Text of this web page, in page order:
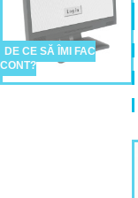
DE CE SĂ ÎMI FAC
CONT?